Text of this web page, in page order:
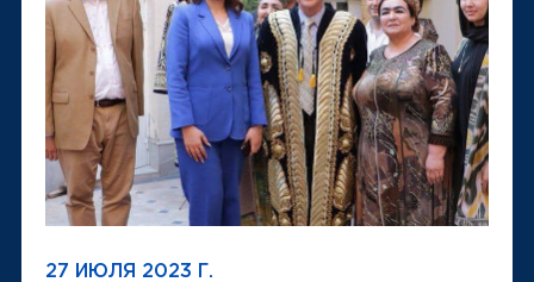
27 ИЮЛЯ 2023 Г.